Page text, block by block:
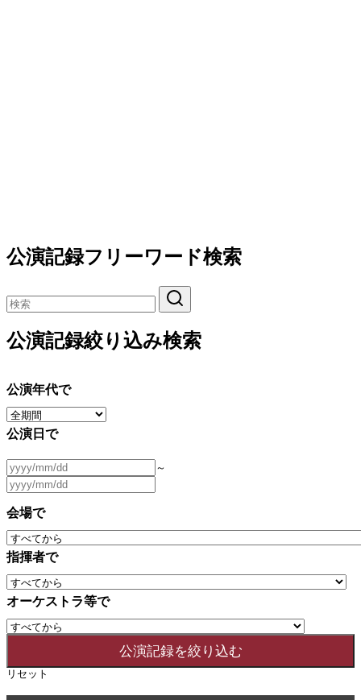
公演記録フリーワード検索
公演記録絞り込み検索
公演年代で
公演日で
～
会場で
指揮者で
オーケストラ等で
リセット